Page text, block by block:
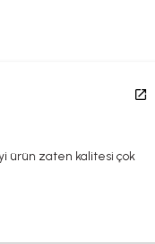
ürün zaten kalitesi çok